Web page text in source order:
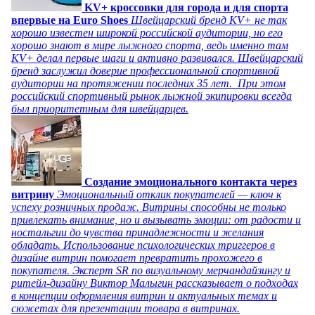
KV+ кроссовки для города и для спорта
впервые на Euro Shoes Швейцарский бренд KV+ не так
хорошо известен широкой российской аудитории, но его
хорошо знают в мире лыжного спорта, ведь именно там
KV+ делал первые шаги и активно развивался. Швейцарский
бренд заслужил доверие профессиональной спортивной
аудитории на протяжении последних 35 лет. При этом
российский спортивный рынок лыжной экипировки всегда
был приоритетным для швейцарцев.
Создание эмоционального контакта через
витрину Эмоциональный отклик покупателей — ключ к
успеху розничных продаж. Витрины способны не только
привлекать внимание, но и вызывать эмоции: от радости и
ностальгии до чувства принадлежности и желания
обладать. Использование психологических триггеров в
дизайне витрин помогает превратить прохожего в
покупателя. Эксперт SR по визуальному мерчандайзингу и
ритейл-дизайну Виктор Малыгин рассказывает о подходах
в концепции оформления витрин и актуальных темах и
сюжетах для презентации товара в витринах.